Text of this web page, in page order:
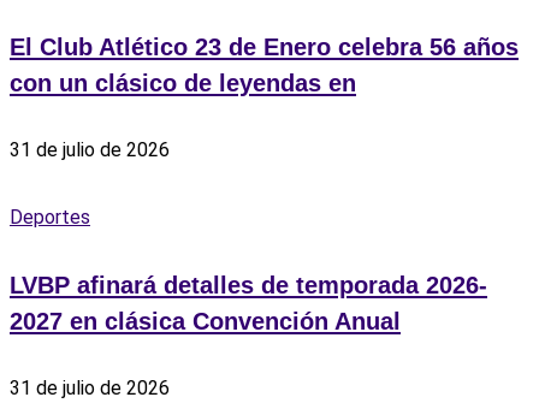
El Club Atlético 23 de Enero celebra 56 años
con un clásico de leyendas en
31 de julio de 2026
Deportes
LVBP afinará detalles de temporada 2026-
2027 en clásica Convención Anual
31 de julio de 2026